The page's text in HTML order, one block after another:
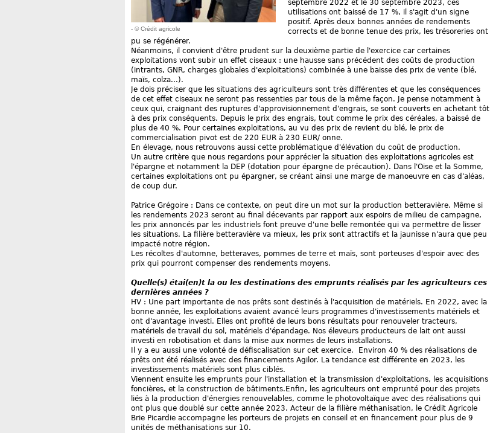
- © Crédit agricole
septembre 2022 et le 30 septembre 2023, ces
utilisations ont baissé de 17 %, il s'agit d'un signe
positif. Après deux bonnes années de rendements
corrects et de bonne tenue des prix, les trésoreries ont
pu se régénérer.
Néanmoins, il convient d'être prudent sur la deuxième partie de l'exercice car certaines
exploitations vont subir un effet ciseaux : une hausse sans précédent des coûts de production
(intrants, GNR, charges globales d'exploitations) combinée à une baisse des prix de vente (blé,
maïs, colza...).
Je dois préciser que les situations des agriculteurs sont très différentes et que les conséquences
de cet effet ciseaux ne seront pas ressenties par tous de la même façon. Je pense notamment à
ceux qui, craignant des ruptures d'approvisionnement d'engrais, se sont couverts en achetant tôt
à des prix conséquents. Depuis le prix des engrais, tout comme le prix des céréales, a baissé de
plus de 40 %. Pour certaines exploitations, au vu des prix de revient du blé, le prix de
commercialisation pivot est de 220 EUR à 230 EUR/ onne.
En élevage, nous retrouvons aussi cette problématique d'élévation du coût de production.
Un autre critère que nous regardons pour apprécier la situation des exploitations agricoles est
l'épargne et notamment la DEP (dotation pour épargne de précaution). Dans l'Oise et la Somme,
certaines exploitations ont pu épargner, se créant ainsi une marge de manoeuvre en cas d'aléas,
de coup dur.
Patrice Grégoire : Dans ce contexte, on peut dire un mot sur la production betteravière. Même si
les rendements 2023 seront au final décevants par rapport aux espoirs de milieu de campagne,
les prix annoncés par les industriels font preuve d'une belle remontée qui va permettre de lisser
les situations. La filière betteravière va mieux, les prix sont attractifs et la jaunisse n'aura que peu
impacté notre région.
Les récoltes d'automne, betteraves, pommes de terre et maïs, sont porteuses d'espoir avec des
prix qui pourront compenser des rendements moyens.
Quelle(s) étai(en)t la ou les destinations des emprunts réalisés par les agriculteurs ces
dernières années ?
HV : Une part importante de nos prêts sont destinés à l'acquisition de matériels. En 2022, avec la
bonne année, les exploitations avaient avancé leurs programmes d'investissements matériels et
ont d'avantage investi. Elles ont profité de leurs bons résultats pour renouveler tracteurs,
matériels de travail du sol, matériels d'épandage. Nos éleveurs producteurs de lait ont aussi
investi en robotisation et dans la mise aux normes de leurs installations.
Il y a eu aussi une volonté de défiscalisation sur cet exercice. Environ 40 % des réalisations de
prêts ont été réalisés avec des financements Agilor. La tendance est différente en 2023, les
investissements matériels sont plus ciblés.
Viennent ensuite les emprunts pour l'installation et la transmission d'exploitations, les acquisitions
foncières, et la construction de bâtiments.Enfin, les agriculteurs ont emprunté pour des projets
liés à la production d'énergies renouvelables, comme le photovoltaïque avec des réalisations qui
ont plus que doublé sur cette année 2023. Acteur de la filière méthanisation, le Crédit Agricole
Brie Picardie accompagne les porteurs de projets en conseil et en financement pour plus de 9
unités de méthanisations sur 10.